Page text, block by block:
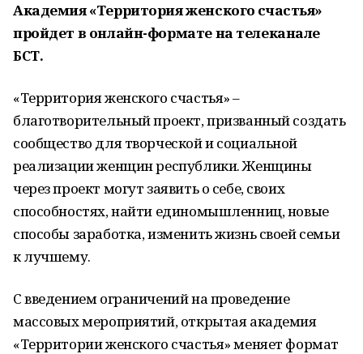
Академия «Территория женского счастья»
пройдет в онлайн-формате на телеканале
БСТ.
«Территория женского счастья» –
благотворительный проект, призванный создать
сообщество для творческой и социальной
реализации женщин республики. Женщины
через проект могут заявить о себе, своих
способностях, найти единомышленниц, новые
способы заработка, изменить жизнь своей семьи
к лучшему.
С введением ограничений на проведение
массовых мероприятий, открытая академия
«Территории женского счастья» меняет формат